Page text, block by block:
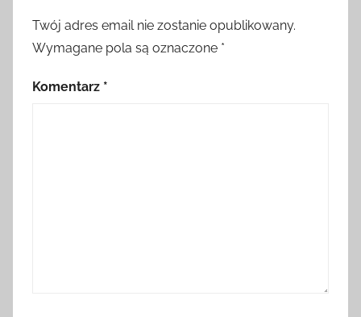
Twój adres email nie zostanie opublikowany.
Wymagane pola są oznaczone *
Komentarz *